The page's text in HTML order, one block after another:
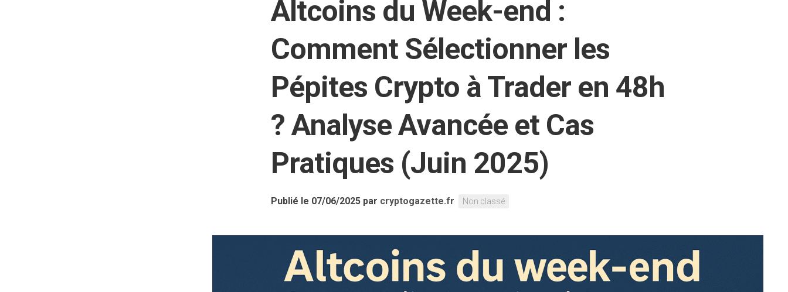
Altcoins du Week-end :
Comment Sélectionner les
Pépites Crypto à Trader en 48h
? Analyse Avancée et Cas
Pratiques (Juin 2025)
Publié le 07/06/2025 par cryptogazette.fr Non classé